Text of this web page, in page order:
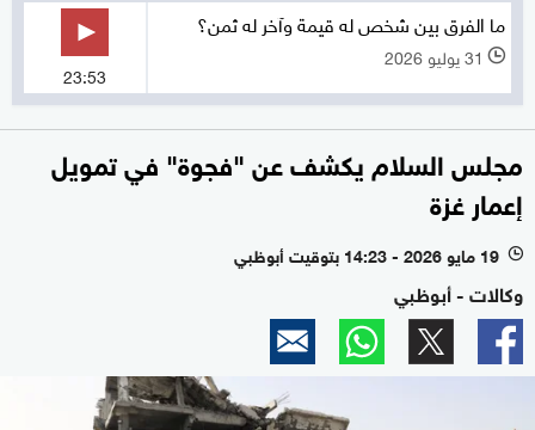
ما الفرق بين شخص له قيمة وآخر له ثمن؟
l 31 يوليو 2026
23:53
مجلس السلام يكشف عن "فجوة" في تمويل
إعمار غزة
l 19 مايو 2026 - 14:23 بتوقيت أبوظبي
وكالات - أبوظبي